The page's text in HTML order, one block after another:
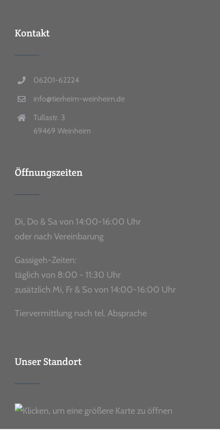
Kontakt
06201-62224
info@tierheim-weinheim.de
Tullastr. 3
69469 Weinheim
Öffnungszeiten
Di, Do & Sa von 14:00-16:00 Uhr
oder nach Vereinbarung
Gassigeh-Zeiten:
täglich von 8:00 - 11:30 Uhr
zusätzlich Mi, Fr & So von 14:00-16:00 Uhr
Tiervermittlung nach tel. Absprache
Unser Standort